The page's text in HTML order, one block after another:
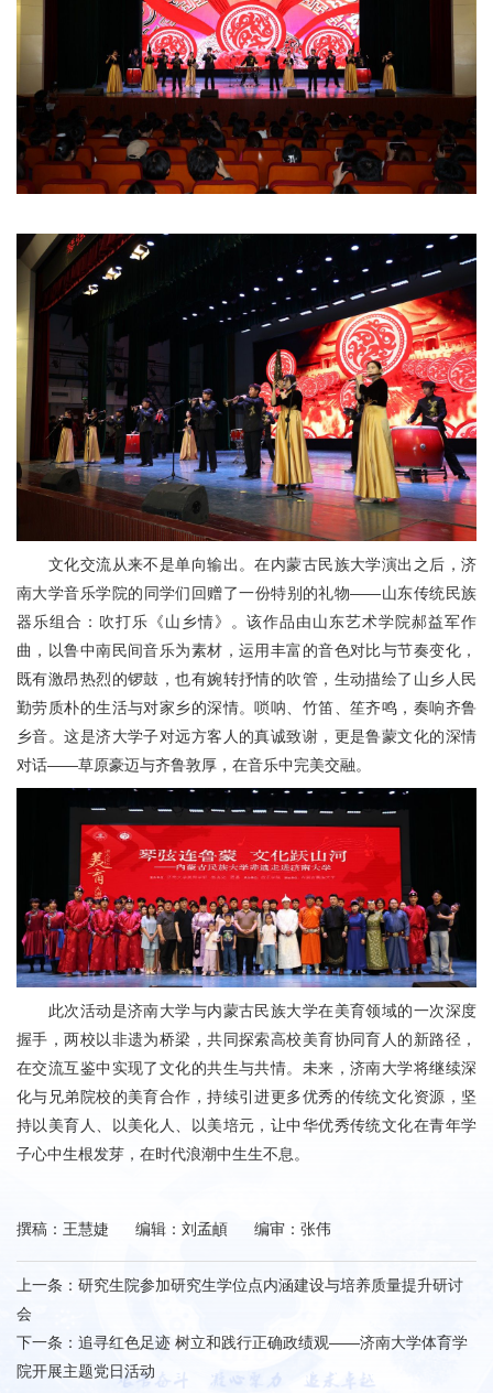
文化交流从来不是单向输出。在内蒙古民族大学演出之后，济
南大学音乐学院的同学们回赠了一份特别的礼物——山东传统民族
器乐组合：吹打乐《山乡情》。该作品由山东艺术学院郝益军作
曲，以鲁中南民间音乐为素材，运用丰富的音色对比与节奏变化，
既有激昂热烈的锣鼓，也有婉转抒情的吹管，生动描绘了山乡人民
勤劳质朴的生活与对家乡的深情。唢呐、竹笛、笙齐鸣，奏响齐鲁
乡音。这是济大学子对远方客人的真诚致谢，更是鲁蒙文化的深情
对话——草原豪迈与齐鲁敦厚，在音乐中完美交融。
此次活动是济南大学与内蒙古民族大学在美育领域的一次深度
握手，两校以非遗为桥梁，共同探索高校美育协同育人的新路径，
在交流互鉴中实现了文化的共生与共情。未来，济南大学将继续深
化与兄弟院校的美育合作，持续引进更多优秀的传统文化资源，坚
持以美育人、以美化人、以美培元，让中华优秀传统文化在青年学
子心中生根发芽，在时代浪潮中生生不息。
撰稿：王慧婕 编辑：刘孟頔 编审：张伟
上一条： 研究生院参加研究生学位点内涵建设与培养质量提升研讨
会
下一条： 追寻红色足迹 树立和践行正确政绩观——济南大学体育学
院开展主题党日活动